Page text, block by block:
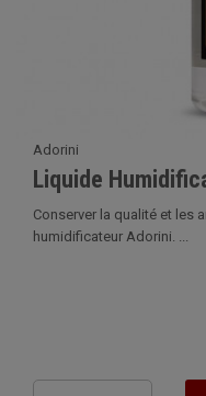
Adorini
Liquide
Conserver la qualité et les
humidificateur Adorini. ...